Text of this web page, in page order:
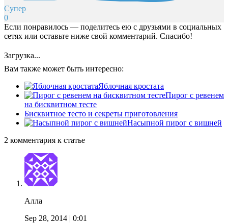
Супер
0
Если понравилось — поделитесь ею с друзьями в социальных
сетях или оставьте ниже свой комментарий. Спасибо!
Загрузка...
Вам также может быть интересно:
Яблочная кростата
Пирог с ревенем
на бисквитном тесте
Бисквитное тесто и секреты приготовления
Насыпной пирог с вишней
2 комментария к статье
Алла
Sep 28, 2014 | 0:01